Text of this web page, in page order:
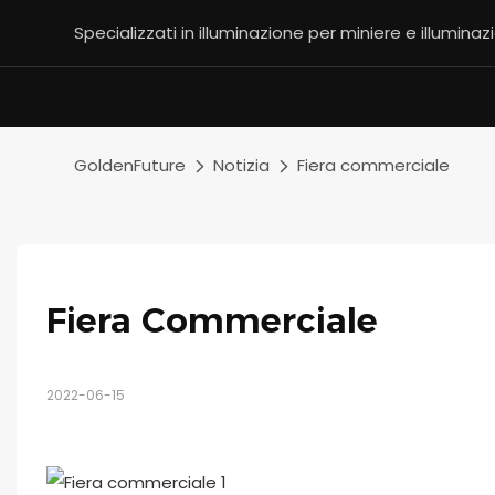
Specializzati in illuminazione per miniere e
GoldenFuture Notizia Fiera commerciale
Fiera Commerciale
2022-06-15